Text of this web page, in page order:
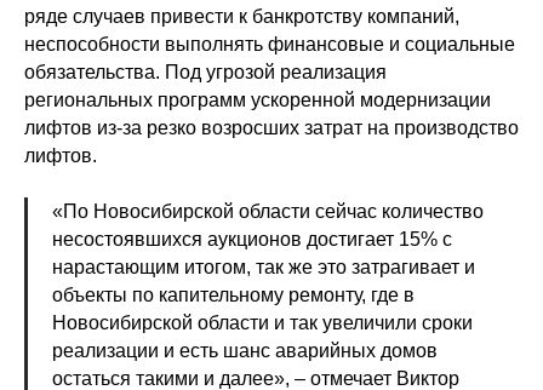
ряде случаев привести к банкротству компаний,
неспособности выполнять финансовые и социальные
обязательства. Под угрозой реализация
региональных программ ускоренной модернизации
лифтов из-за резко возросших затрат на производство
лифтов.
«По Новосибирской области сейчас количество
несостоявшихся аукционов достигает 15% с
нарастающим итогом, так же это затрагивает и
объекты по капительному ремонту, где в
Новосибирской области и так увеличили сроки
реализации и есть шанс аварийных домов
остаться такими и далее», – отмечает Виктор